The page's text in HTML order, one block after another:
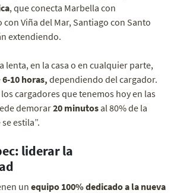
, que conecta Marbella con
Viña del Mar, Santiago con Santo
extendiendo.
lenta, en la casa o en cualquier parte,
6-10 horas, dependiendo del cargador.
cargadores que tenemos hoy en las
demorar20 minutosal 80% de la
estila”.
liderar la
un equipo 100% dedicado a la nueva